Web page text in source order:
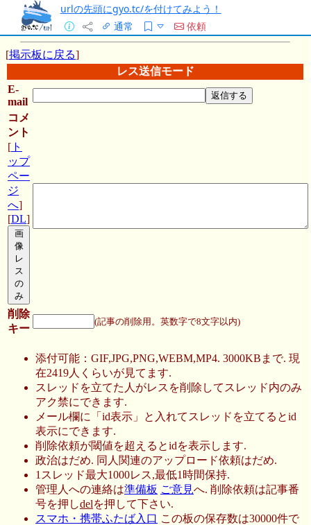
urlの先頭にgyo.tc/を付けてみよう！
通常
依頼